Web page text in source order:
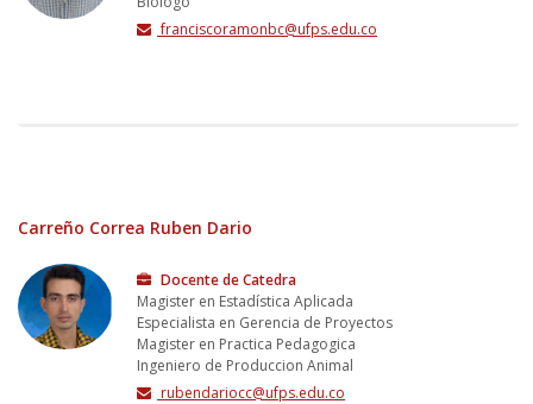
franciscoramonbc@ufps.edu.co
Carreño Correa Ruben Dario
Docente de Catedra
Magister en Estadística Aplicada
Especialista en Gerencia de Proyectos
Magister en Practica Pedagogica
Ingeniero de Produccion Animal
rubendariocc@ufps.edu.co